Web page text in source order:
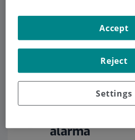
Contacto
Pedir cita
alarma
Settings
Reject
Accept